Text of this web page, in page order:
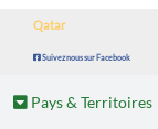
Qatar
Suivez nous sur Facebook
Pays & Territoires